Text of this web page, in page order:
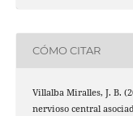
CÓMO CITAR
Villalba Miralles, J. B.
nervioso central